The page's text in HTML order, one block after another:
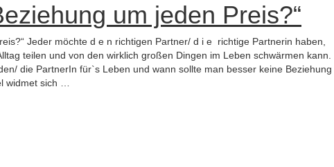
um jeden Preis?“
Jeder möchte d e n richtigen Partner/ d i e richtige Partnerin haben,
teilen und von den wirklich großen Dingen im Leben schwärmen kann.
die PartnerIn für`s Leben und wann sollte man besser keine Beziehung
widmet sich …